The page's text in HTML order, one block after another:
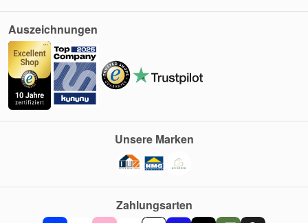
Auszeichnungen
Zahlungsarten
Unsere Marken